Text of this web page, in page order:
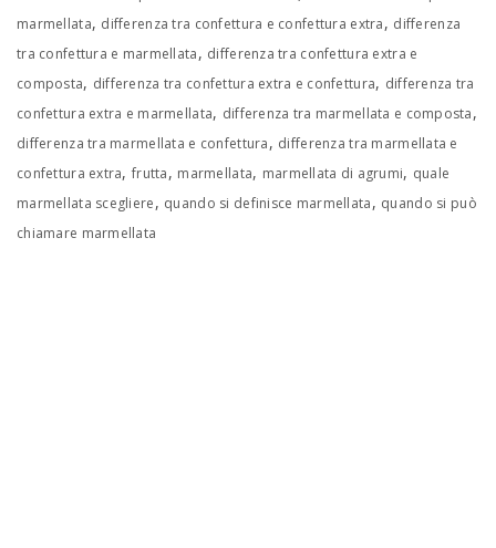
marmellata, differenza tra confettura e confettura extra, differenza
tra confettura e marmellata, differenza tra confettura extra e
composta, differenza tra confettura extra e confettura, differenza tra
confettura extra e marmellata, differenza tra marmellata e composta,
differenza tra marmellata e confettura, differenza tra marmellata e
confettura extra,frutta, marmellata, marmellata di agrumi, quale
marmellata scegliere, quando si definisce marmellata, quando si può
chiamare marmellata